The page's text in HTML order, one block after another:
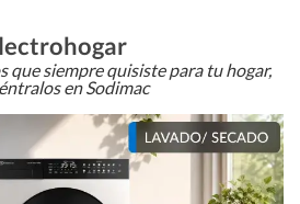
que siempre quisiste para tu hogar,
en Sodimac